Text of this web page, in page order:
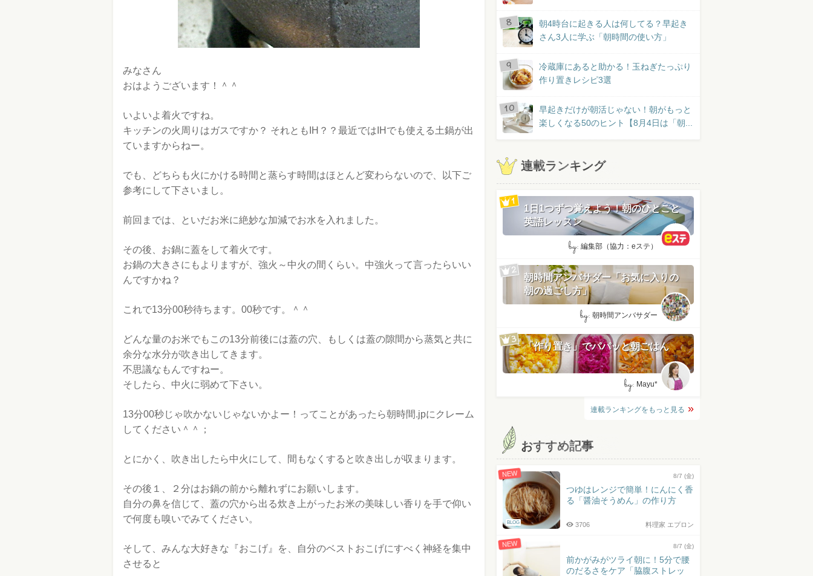
みなさん
おはようございます！＾＾
いよいよ着火ですね。
キッチンの火周りはガスですか？ それともIH？？最近ではIHでも使える土鍋が出
ていますからねー。
でも、どちらも火にかける時間と蒸らす時間はほとんど変わらないので、以下ご
参考にして下さいまし。
前回までは、といだお米に絶妙な加減でお水を入れました。
その後、お鍋に蓋をして着火です。
お鍋の大きさにもよりますが、強火～中火の間くらい。中強火って言ったらいい
んですかね？
これで13分00秒待ちます。00秒です。＾＾
どんな量のお米でもこの13分前後には蓋の穴、もしくは蓋の隙間から蒸気と共に
余分な水分が吹き出してきます。
不思議なもんですねー。
そしたら、中火に弱めて下さい。
13分00秒じゃ吹かないじゃないかよー！ってことがあったら朝時間.jpにクレーム
してください＾＾；
とにかく、吹き出したら中火にして、間もなくすると吹き出しが収まります。
その後１、２分はお鍋の前から離れずにお願いします。
自分の鼻を信じて、蓋の穴から出る炊き上がったお米の美味しい香りを手で仰い
で何度も嗅いでみてください。
そして、みんな大好きな『おこげ』を、自分のベストおこげにすべく神経を集中
させると
朝4時台に起きる人は何してる？早起き
さん3人に学ぶ「朝時間の使い方」
冷蔵庫にあると助かる！玉ねぎたっぷり
作り置きレシピ3選
早起きだけが朝活じゃない！朝がもっと
楽しくなる50のヒント【8月4日は「朝...
連載ランキング
1日1つずつ覚えよう！朝のひとこと
英語レッスン
by: 編集部（協力：eステ）
朝時間アンバサダー「お気に入りの
朝の過ごし方」
by: 朝時間アンバサダー
「作り置き」でパパッと朝ごはん
by: Mayu*
連載ランキングをもっと見る
おすすめ記事
NEW
BLOG
8/7 (金)
つゆはレンジで簡単！にんにく香
る「醤油そうめん」の作り方
料理家 エプロン
3706
NEW 8/7 (金)
前かがみがツライ朝に！5分で腰
のだるさをケア「脇腹ストレッ